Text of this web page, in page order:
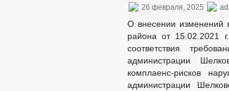
26 февраля, 2025
О внесении изменений
района от 15.02.2021
соответствия
администрации
комплаенс-рисков
администрации